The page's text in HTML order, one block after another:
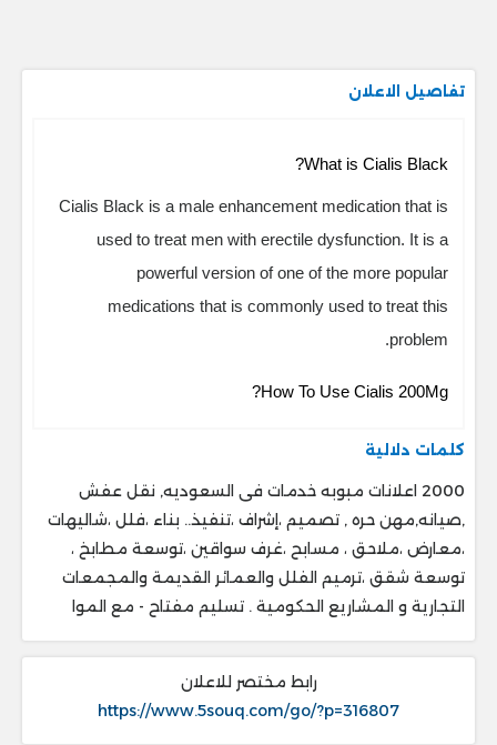
تفاصيل الاعلان
What is Cialis Black?
Cialis Black is a male enhancement medication that is
used to treat men with erectile dysfunction. It is a
powerful version of one of the more popular
medications that is commonly used to treat this
problem.
How To Use Cialis 200Mg?
كلمات دلالية
2000 اعلانات مبوبه خدمات فى السعوديه, نقل عفش
,صيانه,مهن حره , تصميم ،إشراف ،تنفيذ.. ‎بناء ،فلل ،شاليهات
،معارض ،ملاحق ، ‎مسابح ،غرف سواقين ،توسعة مطابخ ،
‎توسعة شقق ،ترميم الفلل والعمائر القديمة والمجمعات
التجارية و المشاريع الحكومية . ‎تسليم مفتاح - مع الموا
رابط مختصر للاعلان
https://www.5souq.com/go/?p=316807